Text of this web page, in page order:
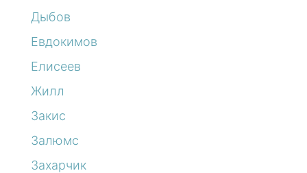
Дыбов
Евдокимов
Елисеев
Жилл
Закис
Залюмс
Захарчик